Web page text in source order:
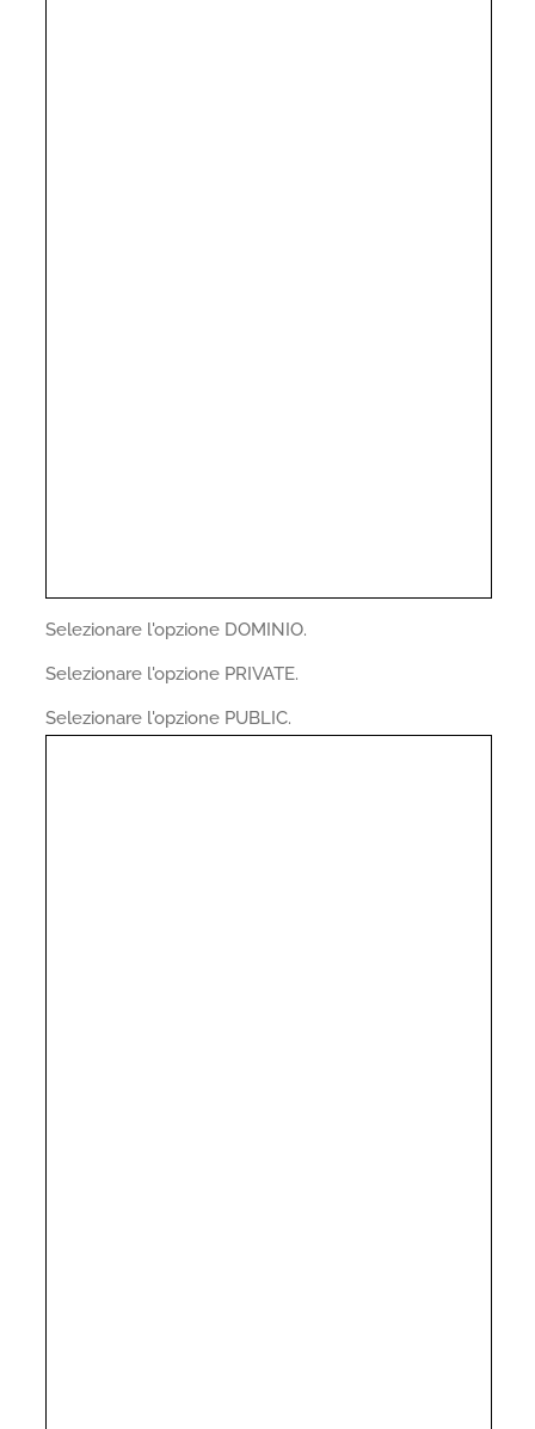
Selezionare l'opzione DOMINIO.
Selezionare l'opzione PRIVATE.
Selezionare l'opzione PUBLIC.